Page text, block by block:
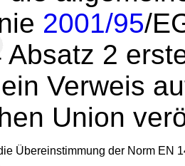
2001/95/
Absatz 2
Verweis
Union
Übereinstimmung der Norm EN